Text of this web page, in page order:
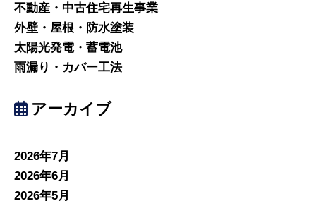
不動産・中古住宅再生事業
外壁・屋根・防水塗装
太陽光発電・蓄電池
雨漏り・カバー工法
アーカイブ
2026年7月
2026年6月
2026年5月